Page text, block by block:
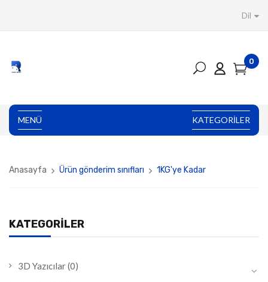
Dil
0
MENÜ KATEGORILER
Anasayfa Ürün gönderim sınıfları 1KG'ye Kadar
KATEGORILER
3D Yazıcılar(0)